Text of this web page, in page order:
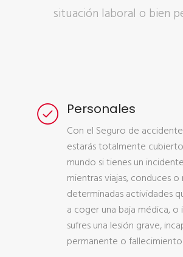
situación laboral o bien
Personales
Con el Seguro de
estarás totalmente
mundo si tienes un
mientras viajas, conduces o
determinadas actividades
a coger una baja médica, o
sufres una lesión grave,
permanente o fallecimiento.